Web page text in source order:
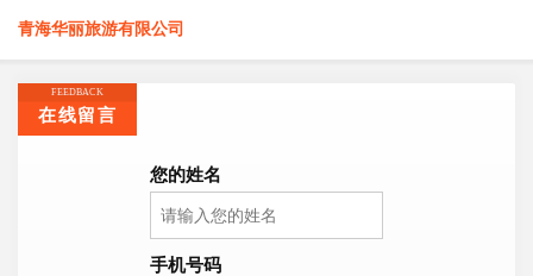
青海华丽旅游有限公司
FEEDBACK
在线留言
您的姓名
手机号码